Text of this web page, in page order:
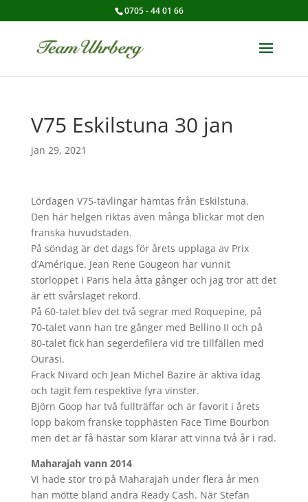
0705 - 44 01 66
V75 Eskilstuna 30 jan
jan 29, 2021
Lördagen V75-tävlingar hämtas från Eskilstuna.
Den här helgen riktas även många blickar mot den
franska huvudstaden.
På söndag är det dags för årets upplaga av Prix
d’Amérique. Jean Rene Gougeon har vunnit
storloppet i Paris hela åtta gånger och jag tror att det
är ett svårslaget rekord.
På 60-talet blev det två segrar med Roquepine, på
70-talet vann han tre gånger med Bellino II och på
80-talet fick han segerdefilera vid tre tillfällen med
Ourasi.
Frack Nivard och Jean Michel Bazire är aktiva idag
och tagit fem respektive fyra vinster.
Björn Goop har två fullträffar och är favorit i årets
lopp bakom franske topphästen Face Time Bourbon
men det är få hästar som klarar att vinna två år i rad.
Maharajah vann 2014
Vi hade stor tro på Maharajah under flera år men
han mötte bland andra Ready Cash. När Stefan